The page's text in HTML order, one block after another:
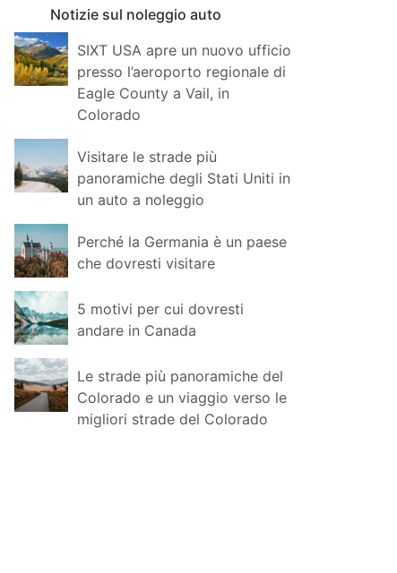
Notizie sul noleggio auto
SIXT USA apre un nuovo ufficio
presso l’aeroporto regionale di
Eagle County a Vail, in
Colorado
Visitare le strade più
panoramiche degli Stati Uniti in
un auto a noleggio
Perché la Germania è un paese
che dovresti visitare
5 motivi per cui dovresti
andare in Canada
Le strade più panoramiche del
Colorado e un viaggio verso le
migliori strade del Colorado